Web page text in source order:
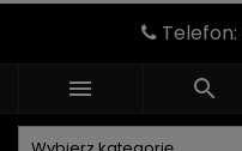
Telefon:
 